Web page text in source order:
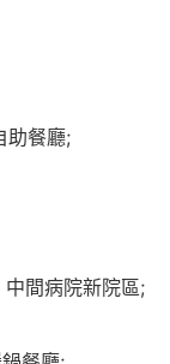
助餐廳;
間病院新院區;